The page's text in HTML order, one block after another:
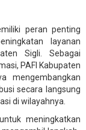
peran penting
layanan
Sigli. Sebagai
PAFI Kabupaten
mengembangkan
secara langsung
di wilayahnya.
meningkatkan